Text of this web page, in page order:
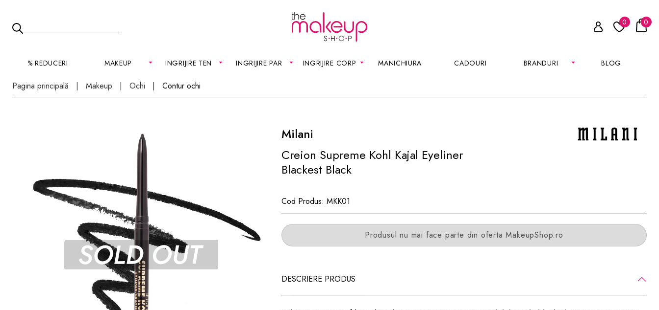
0 0
% REDUCERI MAKEUP INGRIJIRE TEN INGRIJIRE PAR INGRIJIRE CORP MANICHIURA CADOURI BRANDURI BLOG
Pagina principală Makeup Ochi Contur ochi
Milani
Creion Supreme Kohl Kajal Eyeliner
Blackest Black
Cod Produs:MKK01
Produsul nu mai face parte din oferta MakeupShop.ro
DESCRIERE PRODUS